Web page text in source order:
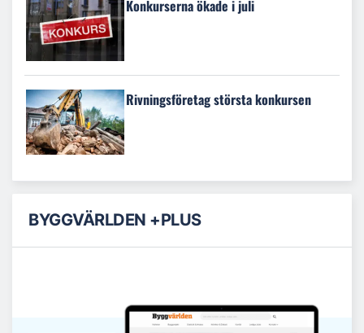
Konkurserna ökade i juli
Rivningsföretag största konkursen
BYGGVÄRLDEN +PLUS